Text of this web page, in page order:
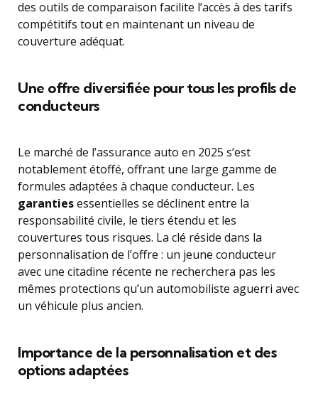
des outils de comparaison facilite l’accès à des tarifs
compétitifs tout en maintenant un niveau de
couverture adéquat.
Une offre diversifiée pour tous les profils de
conducteurs
Le marché de l’assurance auto en 2025 s’est
notablement étoffé, offrant une large gamme de
formules adaptées à chaque conducteur. Les
garantiesessentielles se déclinent entre la
responsabilité civile, le tiers étendu et les
couvertures tous risques. La clé réside dans la
personnalisation de l’offre : un jeune conducteur
avec une citadine récente ne recherchera pas les
mêmes protections qu’un automobiliste aguerri avec
un véhicule plus ancien.
Importance de la personnalisation et des
options adaptées